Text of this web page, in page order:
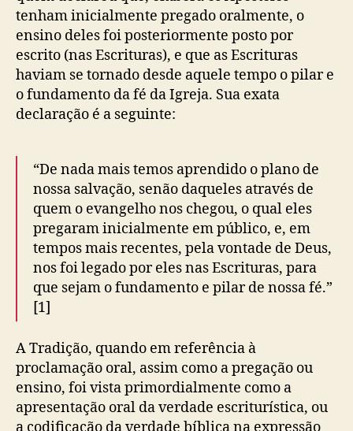
tenham inicialmente pregado oralmente, o
ensino deles foi posteriormente posto por
escrito (nas Escrituras), e que as Escrituras
haviam se tornado desde aquele tempo o pilar e
o fundamento da fé da Igreja. Sua exata
declaração é a seguinte:
“De nada mais temos aprendido o plano de
nossa salvação, senão daqueles através de
quem o evangelho nos chegou, o qual eles
pregaram inicialmente em público, e, em
tempos mais recentes, pela vontade de Deus,
nos foi legado por eles nas Escrituras, para
que sejam o fundamento e pilar de nossa fé.”
[1]
A Tradição, quando em referência à
proclamação oral, assim como a pregação ou
ensino, foi vista primordialmente como a
apresentação oral da verdade escriturística, ou